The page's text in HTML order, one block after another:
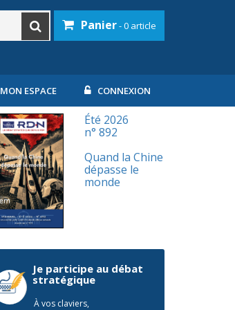
Panier- 0 article
MON ESPACE CONNEXION
Été 2026
n° 892
Quand la Chine
dépasse le
monde
Je participe au débat
stratégique
À vos claviers,